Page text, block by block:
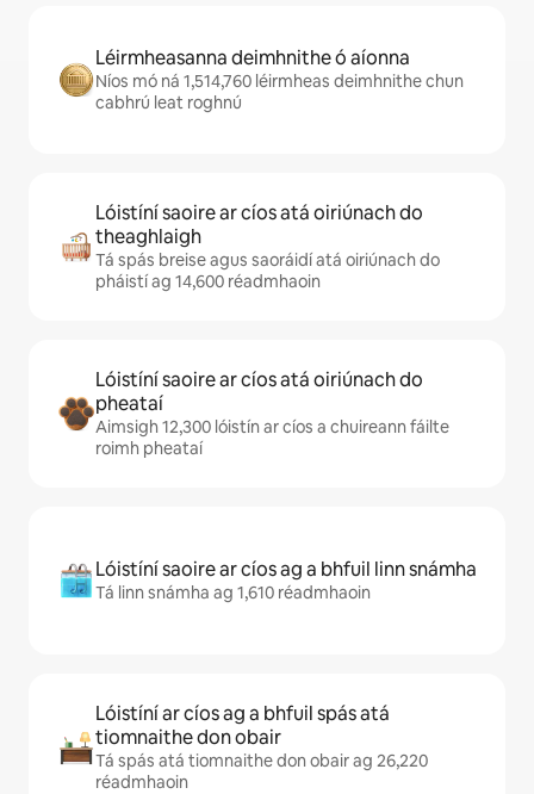
Léirmheasanna deimhnithe ó aíonna
Níos mó ná 1,514,760 léirmheas deimhnithe chun
cabhrú leat roghnú
Lóistíní saoire ar cíos atá oiriúnach do
theaghlaigh
Tá spás breise agus saoráidí atá oiriúnach do
pháistí ag 14,600 réadmhaoin
Lóistíní saoire ar cíos atá oiriúnach do
pheataí
Aimsigh 12,300 lóistín ar cíos a chuireann fáilte
roimh pheataí
Lóistíní saoire ar cíos ag a bhfuil linn snámha
Tá linn snámha ag 1,610 réadmhaoin
Lóistíní ar cíos ag a bhfuil spás atá
tiomnaithe don obair
Tá spás atá tiomnaithe don obair ag 26,220
réadmhaoin